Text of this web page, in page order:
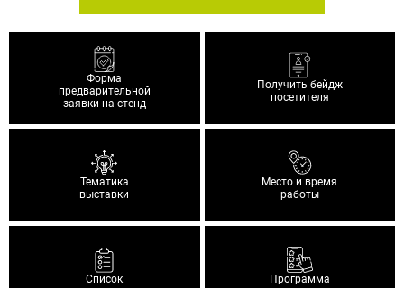
Форма
предварительной
заявки на стенд
Получить бейдж
посетителя
Тематика
выставки
Место и время
работы
Список
Программа